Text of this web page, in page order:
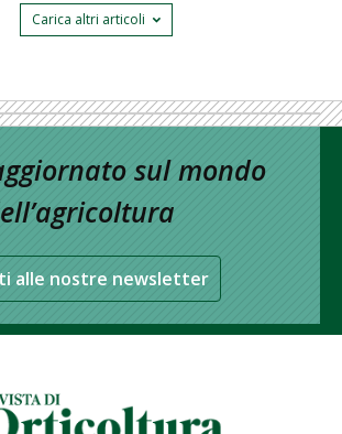
Carica altri articoli
sul mondo
alle nostre newsletter